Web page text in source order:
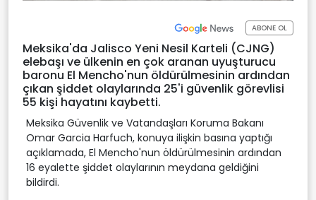
ABONE OL
Meksika'da Jalisco Yeni Nesil Karteli (CJNG)
elebaşı ve ülkenin en çok aranan uyuşturucu
baronu El Mencho'nun öldürülmesinin ardından
çıkan şiddet olaylarında 25'i güvenlik görevlisi
55 kişi hayatını kaybetti.
Meksika Güvenlik ve Vatandaşları Koruma Bakanı
Omar Garcia Harfuch, konuya ilişkin basına yaptığı
açıklamada, El Mencho'nun öldürülmesinin ardından
16 eyalette şiddet olaylarının meydana geldiğini
bildirdi.